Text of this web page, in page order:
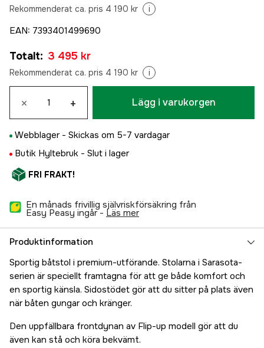
Rekommenderat ca. pris 4 190 kr i
EAN: 7393401499690
Totalt: 3 495 kr
Rekommenderat ca. pris 4 190 kr i
× + Lägg i varukorgen
Webblager - Skickas om 5-7 vardagar
Butik Hyltebruk - Slut i lager
FRI FRAKT!
En månads frivillig självriskförsäkring från
Easy Peasy ingår - läs mer
Produktinformation
Sportig båtstol i premium-utförande. Stolarna i Sarasota-
serien är speciellt framtagna för att ge både komfort och
en sportig känsla. Sidostödet gör att du sitter på plats även
när båten gungar och kränger.
Den uppfällbara frontdynan av Flip-up modell gör att du
även kan stå och köra bekvämt.